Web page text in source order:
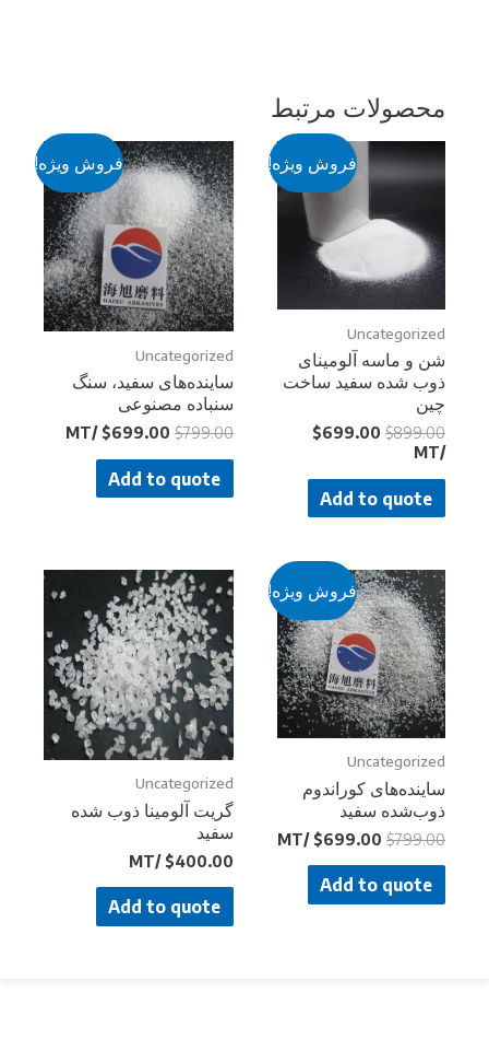
محصولات مرتبط
فروش ویژه!
Uncategorized
شن و ماسه آلومینای
ذوب شده سفید ساخت
$899.00
$699.00
Add to quote
فروش ویژه!
Uncategorized
ساینده‌های سفید، سنگ
سنباده مصنوعی
$799.00
$699.00
/MT
Add to quote
فروش ویژه!
Uncategorized
ساینده‌های کوراندوم
ذوب‌شده سفید
$799.00
$699.00
/MT
Add to quote
Uncategorized
گریت آلومینا ذوب شده
سفید
$400.00
/MT
Add to quote